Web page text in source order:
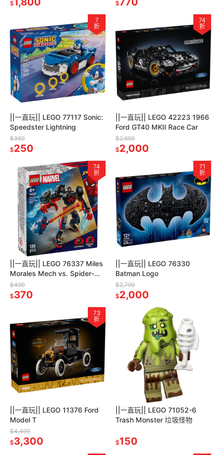
$ $
7
折
||一直玩|| LEGO 77117 Sonic:
Speedster Lightning
$359
$250
74
折
||一直玩|| LEGO 42223 1966
Ford GT40 MKII Race Car
$2,699
$2,000
74
折
||一直玩|| LEGO 76337 Miles
Morales Mech vs. Spider-
Man 2099
$499
$370
71
折
||一直玩|| LEGO 76330
Batman Logo
$2,799
$2,000
73
折
||一直玩|| LEGO 11376 Ford
Model T
$4,499
$3,300
||一直玩|| LEGO 71052-6
Trash Monster 垃圾怪物
$150